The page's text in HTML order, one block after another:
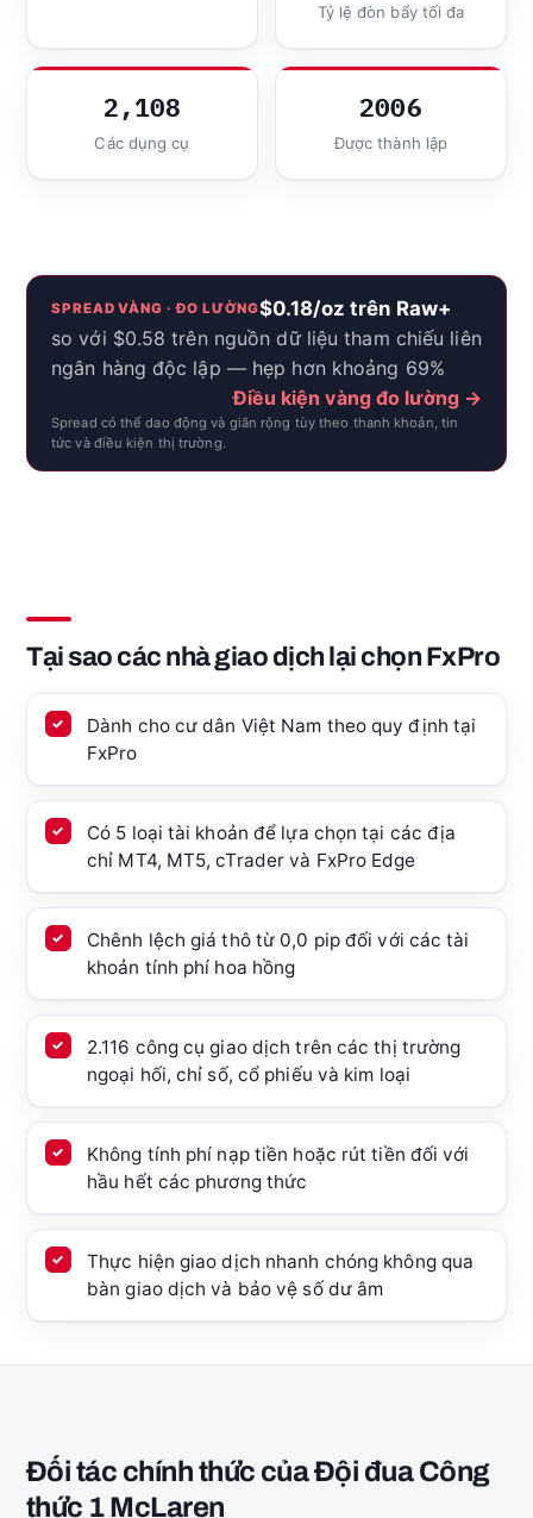
Tỷ lệ đòn bẩy tối đa
2,108
Các dụng cụ
2006
Được thành lập
SPREAD VÀNG · ĐO LƯỜNG$0.18/oz trên Raw+
so với $0.58 trên nguồn dữ liệu tham chiếu liên
ngân hàng độc lập — hẹp hơn khoảng 69%
Điều kiện vàng đo lường →
Spread có thể dao động và giãn rộng tùy theo thanh khoản, tin
tức và điều kiện thị trường.
Tại sao các nhà giao dịch lại chọn FxPro
Dành cho cư dân Việt Nam theo quy định tại
FxPro
Có 5 loại tài khoản để lựa chọn tại các địa
chỉ MT4, MT5, cTrader và FxPro Edge
Chênh lệch giá thô từ 0,0 pip đối với các tài
khoản tính phí hoa hồng
2.116 công cụ giao dịch trên các thị trường
ngoại hối, chỉ số, cổ phiếu và kim loại
Không tính phí nạp tiền hoặc rút tiền đối với
hầu hết các phương thức
Thực hiện giao dịch nhanh chóng không qua
bàn giao dịch và bảo vệ số dư âm
Đối tác chính thức của Đội đua Công
thức 1 McLaren